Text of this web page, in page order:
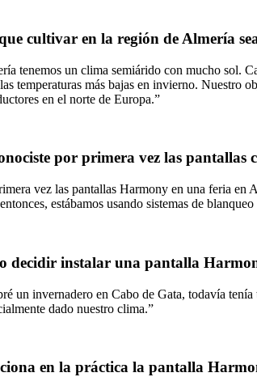
cultivar en la región de Almería
tenemos un clima semiárido con mucho sol.
temperaturas más bajas en invierno. Nuestro
en el norte de Europa.”
por primera vez las pantallas
vez las pantallas Harmony en una feria en
estábamos usando sistemas de
decidir instalar una pantalla
un invernadero en Cabo de Gata, todavía
dado nuestro clima.”
en la práctica la pantalla